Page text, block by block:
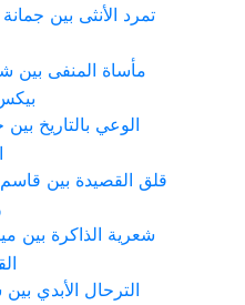
تمرد الأنثى بين
مأساة المنفى بين
الوعي بالتاريخ
قلق القصيدة بين
شعرية الذاكرة بين
الترحال الأبدي